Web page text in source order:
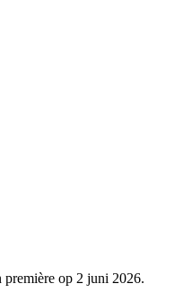
op 2 juni 2026.